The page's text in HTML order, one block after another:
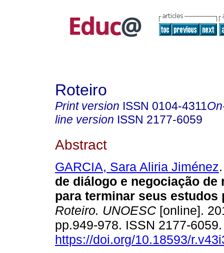
Roteiro
Print version ISSN 0104-4311
line version ISSN 2177-6059
Abstract
GARCIA, Sara Aliria Jiménez.
de diálogo e negociação de
para terminar seus
Roteiro. UNOESC [online].
pp.949-978. ISSN 2177-
https://doi.org/10.18593/